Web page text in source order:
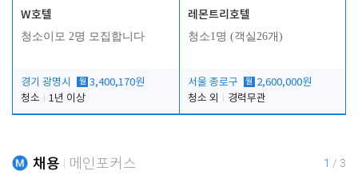
W호텔
청소이모 2명 모집합니다
경기 광명시 월 3,400,170원
청소
1년 이상
레몬트리호텔
청소1명 (객실26개)
서울 종로구 월 2,600,000원
청소 외
경력무관
채용 메인포커스 1 / 3